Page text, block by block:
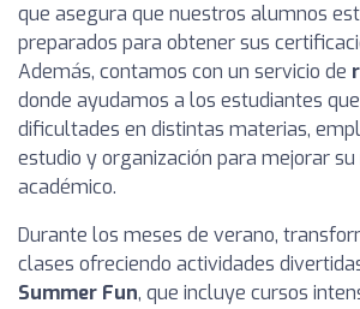
que asegura que nuestros alumnos
preparados para obtener sus
Además, contamos con un servicio de
donde ayudamos a los estudiantes
dificultades en distintas materias,
estudio y organización para mejorar
académico.
Durante los meses de verano,
clases ofreciendo actividades
Summer Fun, que incluye cursos